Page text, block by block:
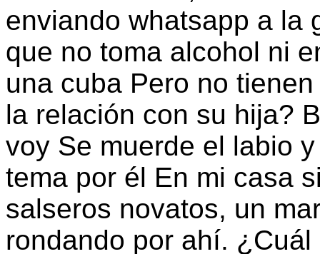
enviando whatsapp a la
que no toma alcohol ni
una cuba Pero no
la relación con su hija?
voy Se muerde el labio
tema por él En mi casa
salseros novatos, un
rondando por ahí.